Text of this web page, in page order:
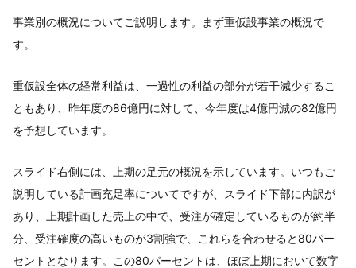
事業別の概況についてご説明します。まず重仮設事業の概況で
す。
重仮設全体の経常利益は、一過性の利益の部分が若干減少するこ
ともあり、昨年度の86億円に対して、今年度は4億円減の82億円
を予想しています。
スライド右側には、上期の足元の概況を示しています。いつもご
説明している計画充足率についてですが、スライド下部に内訳が
あり、上期計画した売上の中で、受注が確定しているものが約半
分、受注確度の高いものが3割強で、これらを合わせると80パー
セントとなります。この80パーセントは、ほぼ上期において数字